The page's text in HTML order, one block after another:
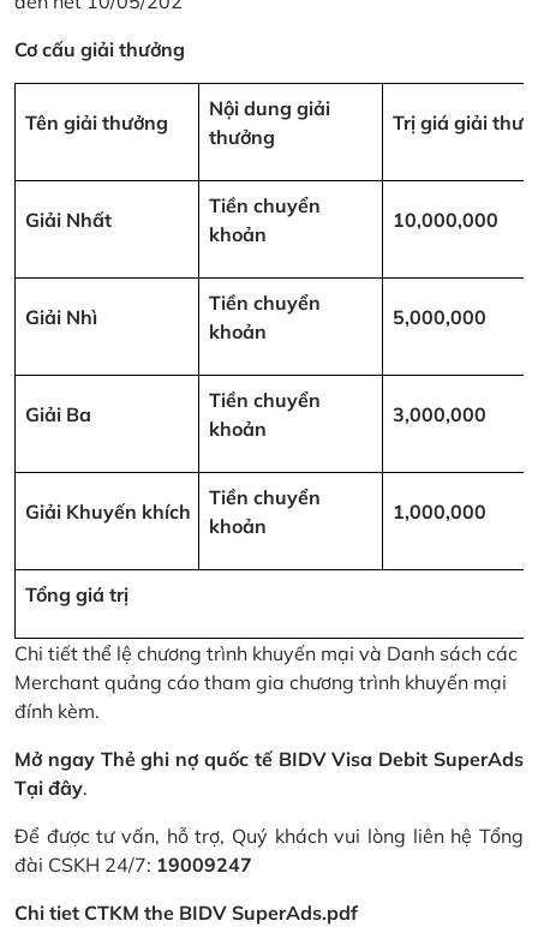
Cơ cấu giải thưởng
Tên giải thưởng
Nội dung giải
thưởng
Trị giá giải
Giải Nhất
Tiền chuyển
khoản
10,000,000
Giải Nhì
Tiền chuyển
khoản
5,000,000
Giải Ba
Tiền chuyển
khoản
3,000,000
Giải Khuyến khích
Tiền chuyển
khoản
1,000,000
Tổng giá trị
Chi tiết thể lệ chương trình khuyến mại và Danh sách các
Merchant quảng cáo tham gia chương trình khuyến mại
đính kèm.
Mở ngay Thẻ ghi nợ quốc tế BIDV Visa Debit SuperAds
Tại đây.
Để được tư vấn, hỗ trợ, Quý khách vui lòng liên hệ Tổng
đài CSKH 24/7: 19009247
Chi tiet CTKM the BIDV SuperAds.pdf